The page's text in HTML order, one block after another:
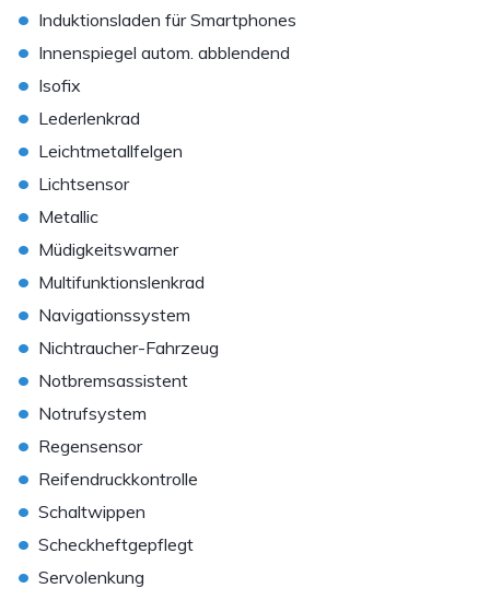
• Induktionsladen für Smartphones
• Innenspiegel autom. abblendend
• Isofix
• Lederlenkrad
• Leichtmetallfelgen
• Lichtsensor
• Metallic
• Müdigkeitswarner
• Multifunktionslenkrad
• Navigationssystem
• Nichtraucher-Fahrzeug
• Notbremsassistent
• Notrufsystem
• Regensensor
• Reifendruckkontrolle
• Schaltwippen
• Scheckheftgepflegt
• Servolenkung